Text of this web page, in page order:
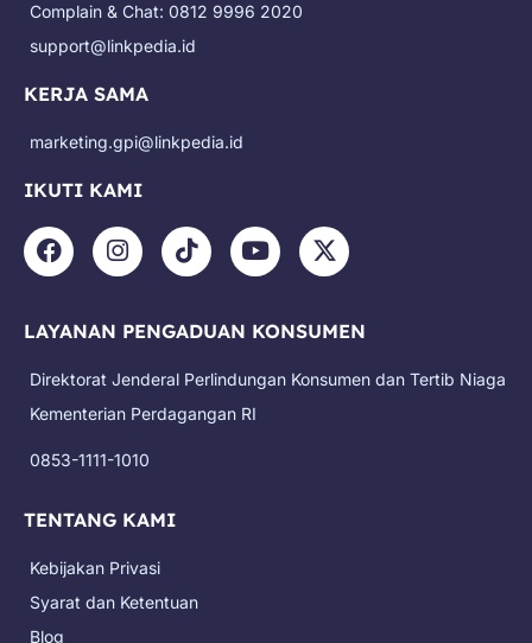
Complain & Chat: 0812 9996 2020
support@linkpedia.id
KERJA SAMA
marketing.gpi@linkpedia.id
IKUTI KAMI
F
a
b
o
k
I
n
a
r
a
T
i
o
Y
o
u
e
X
-
i
t
LAYANAN PENGADUAN KONSUMEN
Direktorat Jenderal Perlindungan Konsumen dan Tertib Niaga
Kementerian Perdagangan RI
0853-1111-1010
TENTANG KAMI
Kebijakan Privasi
Syarat dan Ketentuan
Blog